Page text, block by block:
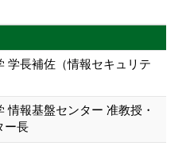
学長補佐（情報セキュリテ
情報基盤センター 准教授・
ー長